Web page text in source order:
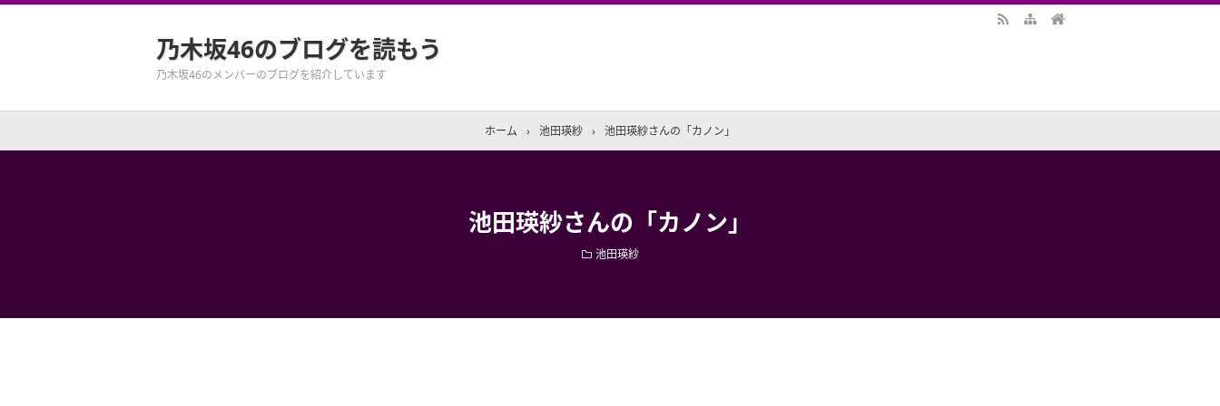
乃木坂46のブログを読もう
乃木坂46のメンバーのブログを紹介しています
ホーム › 池田瑛紗 › 池田瑛紗さんの「カノン」
池田瑛紗さんの「カノン」
池田瑛紗